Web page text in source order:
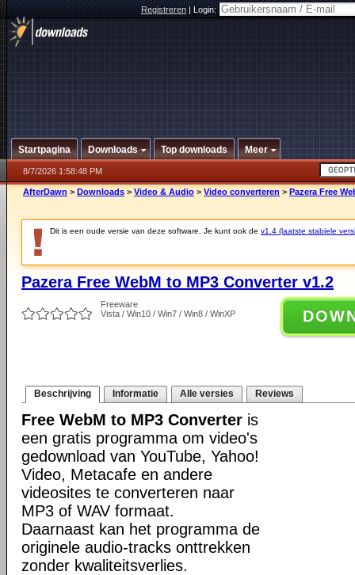
Registreren|Login:
Startpagina Downloads Top downloads Meer
8/7/2026 1:58:48 PM
AfterDawn > Downloads > Video & Audio > Video converteren > Pazera Free
Dit is een oude versie van deze software. Je kunt ook de v1.4 (laatste stabiele
Pazera Free WebM to MP3 Converter v1.2
Freeware
Vista / Win10 / Win7 / Win8 / WinXP
Beschrijving Informatie Alle versies Reviews
Free WebM to MP3 Converter is
een gratis programma om video's
gedownload van YouTube, Yahoo!
Video, Metacafe en andere
videosites te converteren naar
MP3 of WAV formaat.
Daarnaast kan het programma de
originele audio-tracks onttrekken
zonder kwaliteitsverlies.